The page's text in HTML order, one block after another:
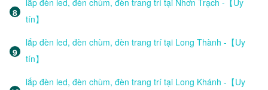
tín】
lắp đèn led, đèn chùm, đèn trang trí tại Long Thành -【Uy
tín】
lắp đèn led, đèn chùm, đèn trang trí tại Long Khánh -【Uy